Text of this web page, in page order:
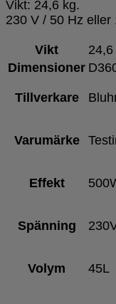
Vikt: 24,6 kg.
230 V / 50 Hz eller
Vikt
24,6
Dimensioner
Tillverkare
Varumärke
Effekt
Spänning
Volym 45L